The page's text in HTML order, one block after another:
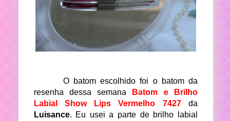
O batom escolhido foi o batom da
resenha dessa semana Batom e Brilho
Labial Show Lips Vermelho 7427da
Luisance. Eu usei a parte de brilho labial